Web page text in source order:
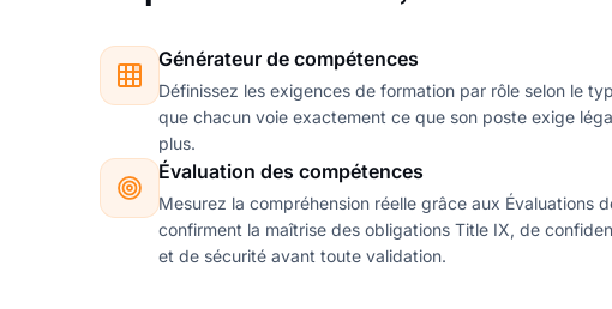
Générateur de compétences
Définissez les exigences de formation par rôle selon le
que chacun voie exactement ce que son poste exige
plus.
Évaluation des compétences
Mesurez la compréhension réelle grâce aux Évaluations
confirment la maîtrise des obligations Title IX, de
et de sécurité avant toute validation.